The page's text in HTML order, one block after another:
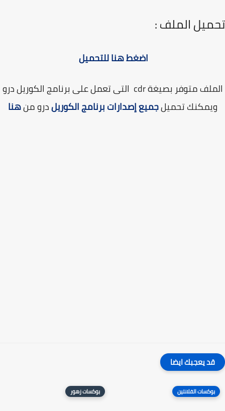
الملف :
اضغط هنا للتحميل
الملف متوفر بصيغة cdr التى تعمل على برنامج الكوريل درو
تحميلجميع إصدارات برنامج الكوريلدرو منهنا
قد يعجبك ايضا
بوكسات الفلانتين بوكسات زهور